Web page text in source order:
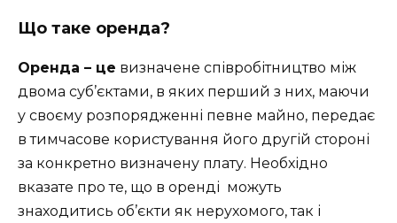
Що таке оренда?
Оренда – це визначене співробітництво між
двома суб’єктами, в яких перший з них, маючи
у своєму розпорядженні певне майно, передає
в тимчасове користування його другій стороні
за конкретно визначену плату. Необхідно
вказате про те, що в оренді можуть
знаходитись об’єкти як нерухомого, так і